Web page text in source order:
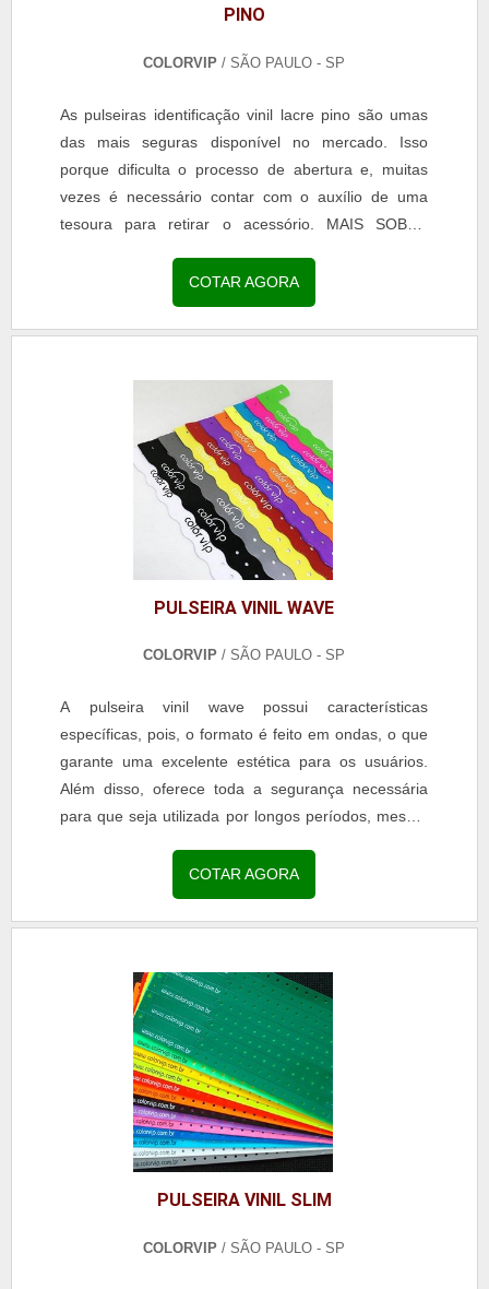
PINO
COLORVIP/ SÃO PAULO - SP
As pulseiras identificação vinil lacre pino são umas
das mais seguras disponível no mercado. Isso
porque dificulta o processo de abertura e, muitas
vezes é necessário contar com o auxílio de uma
tesoura para retirar o acessório. MAIS SOBRE
pulseira é o mais indicado para ser utilizado em
eventos de longa duração, já que possui também
resistência para ter contato com a água e até
COTAR AGORA
PULSEIRA VINIL WAVE
COLORVIP/ SÃO PAULO - SP
A pulseira vinil wave possui características
específicas, pois, o formato é feito em ondas, o que
garante uma excelente estética para os usuários.
Além disso, oferece toda a segurança necessária
para que seja utilizada por longos períodos, mesmo
QUE SÃO PULSEIRAS VINIL WAVEA trava de
segurança é a mesma dos demais modelos das
pulseiras de vinil, pois, o fechamento é realizado
COTAR AGORA
PULSEIRA VINIL SLIM
COLORVIP/ SÃO PAULO - SP